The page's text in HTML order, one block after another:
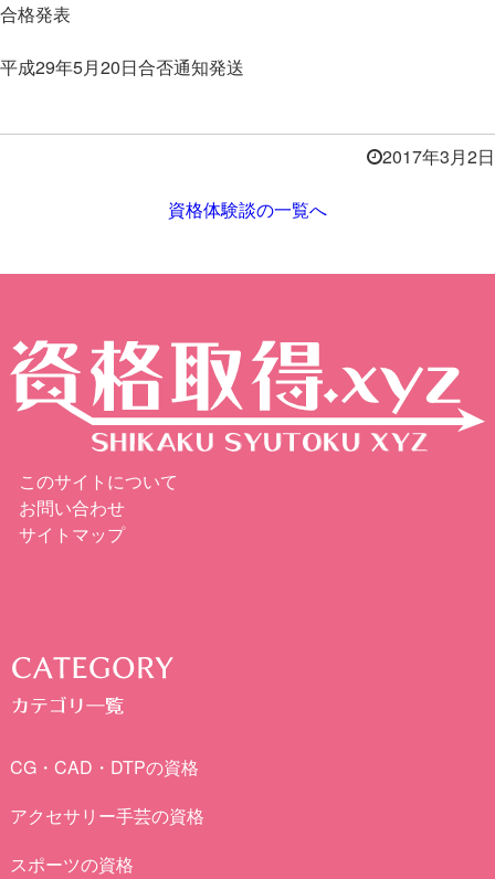
合格発表
平成29年5月20日合否通知発送
2017年3月2日
資格体験談の一覧へ
このサイトについて
お問い合わせ
サイトマップ
CG・CAD・DTPの資格
アクセサリー手芸の資格
スポーツの資格